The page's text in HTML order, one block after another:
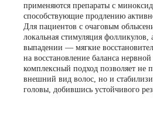
применяются препараты с
способствующие продлению
Для пациентов с очаговым
локальная стимуляция фолликулов,
выпадении — мягкие
на восстановление баланса
комплексный подход позволяет не
внешний вид волос, но и
головы, добившись устойчивого